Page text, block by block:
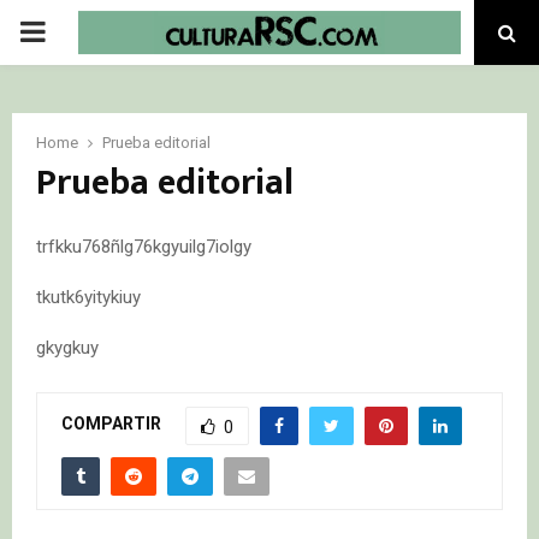
PRIMARY
Home Prueba editorial
Prueba editorial
trfkku768ñlg76kgyuilg7iolgy
tkutk6yitykiuy
gkygkuy
COMPARTIR 0